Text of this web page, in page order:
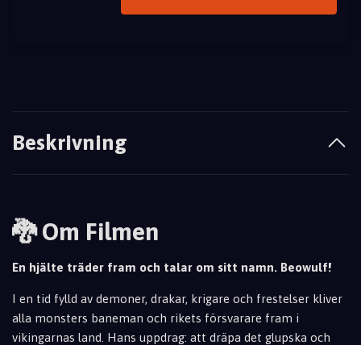
Beskrivning
🐉 Om Filmen
En hjälte träder fram och talar om sitt namn. Beowulf!
I en tid fylld av demoner, drakar, krigare och frestelser kliver
alla monsters baneman och rikets försvarare fram i
vikingarnas land. Hans uppdrag: att dräpa det glupska och